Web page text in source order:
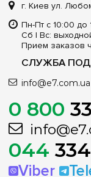
г. Киев ул.
Пн-Пт с 10:00 до
Сб | Вс:
Прием заказов
СЛУЖБА
info@e7.com.ua
0 800
044
Viber